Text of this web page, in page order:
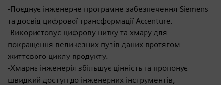
-Поєднує інженерне програмне забезпечення Siemens
та досвід цифрової трансформації Accenture.
-Використовує цифрову нитку та хмару для
покращення величезних пулів даних протягом
життєвого циклу продукту.
-Хмарна інженерія збільшує цінність та пропонує
швидкий доступ до інженерних інструментів,